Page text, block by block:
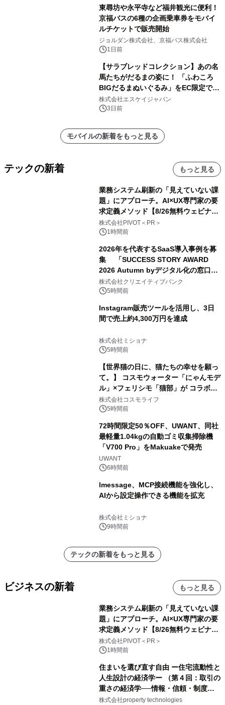
東尋坊や永平寺など福井観光に便利！
京福バスの6種の企画乗車券をモバイ
ルチケットで販売開始
ジョルダン株式会社、京福バス株式会社
1日前
【サラブレッドコレクション】あの名
馬たちがだるまの姿に！ 「ふわころ
BIGだるまぬいぐるみ」をEC限定で受
注販売開始
株式会社エスケイジャパン
3日前
モバイルの新着をもっと見る
テックの新着 もっと見る
業務システム刷新の「見えていない課
題」にアプローチ。AI×UX専門家の要
求定義メソッド【8/26無料ウェビナ
ー】株式会社PIVOT
株式会社PIVOT＜PR＞
1時間前
2026年を代表するSaaS導入事例を募
集 「SUCCESS STORY AWARD
2026 Autumn byデジタル化の窓口」
開催
株式会社クリエイティブバンク
5時間前
Instagram販売ツールを活用し、3日
間で売上約4,300万円を達成
株式会社ミショナ
5時間前
【世界猫の日に、猫たちの幸せを願っ
て。】 コスモウォーター「にゃんモデ
ル」×フェリシモ「猫部」が コラボキ
ャンペーンを実施
株式会社コスモライフ
5時間前
72時間限定50％OFF、UWANT、同社
最軽量1.04kgの自動ゴミ収集掃除機
「V700 Pro」をMakuakeで発売
UWANT
6時間前
lmessage、MCP接続機能を強化し、
AIから設定操作できる機能を拡充
株式会社ミショナ
9時間前
テックの新着をもっと見る
ビジネスの新着 もっと見る
業務システム刷新の「見えていない課
題」にアプローチ。AI×UX専門家の要
求定義メソッド【8/26無料ウェビナ
ー】株式会社PIVOT
株式会社PIVOT＜PR＞
1時間前
住まいを選び直す自由 ー住宅流動性と
人生設計の経済学ー （第４回：取引の
重さの経済学──情報・信頼・制度を
PropTechはどう組み替えるか）｜
株式会社property technologies